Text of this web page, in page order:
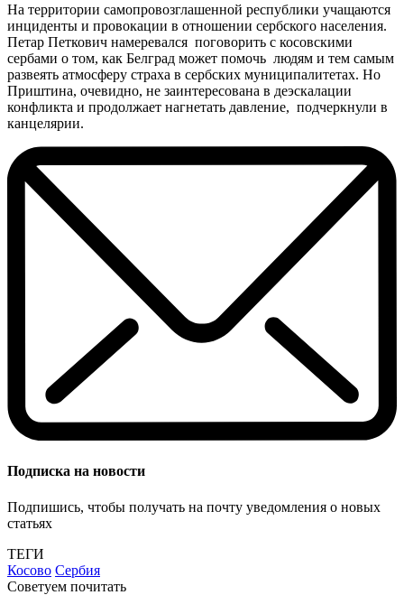
На территории самопровозглашенной республики учащаются
инциденты и провокации в отношении сербского населения.
Петар Петкович намеревался поговорить с косовскими
сербами о том, как Белград может помочь людям и тем самым
развеять атмосферу страха в сербских муниципалитетах. Но
Приштина, очевидно, не заинтересована в деэскалации
конфликта и продолжает нагнетать давление, подчеркнули в
канцелярии.
Подписка на новости
Подпишись, чтобы получать на почту уведомления о новых
статьях
ТЕГИ
Косово Сербия
Советуем почитать